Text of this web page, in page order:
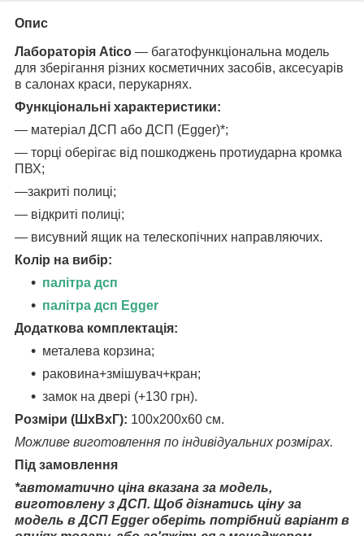
Опис
Лабораторія Atico ― багатофункціональна модель
для зберігання різних косметичних засобів, аксесуарів
в салонах краси, перукарнях.
Функціональні характеристики:
― матеріал ДСП або ДСП (Egger)*;
― торці оберігає від пошкоджень протиударна кромка
ПВХ;
―закриті полиці;
― відкриті полиці;
― висувний ящик на телескопічних направляючих.
Колір на вибір:
палітра дсп
палітра дсп Egger
Додаткова комплектація:
металева корзина;
раковина+змішувач+кран;
замок на двері (+130 грн).
Розміри (ШхВхГ): 100х200х60 см.
Можливе виготовлення по індивідуальних розмірах.
Під замовлення
*автоматично ціна вказана за модель,
виготовлену з ДСП. Щоб дізнатись ціну за
модель в ДСП Egger оберіть потрібний варіант в